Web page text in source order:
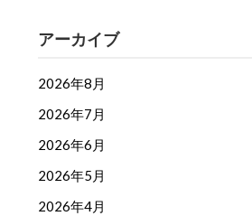
アーカイブ
2026年8月
2026年7月
2026年6月
2026年5月
2026年4月